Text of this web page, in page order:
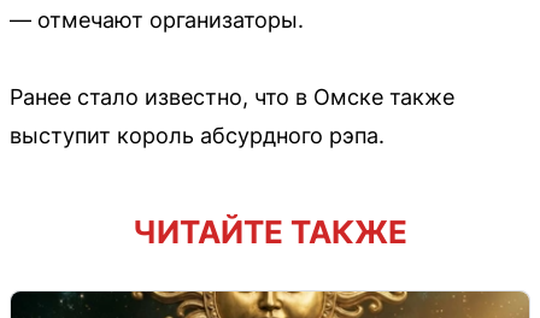
— отмечают организаторы.
Ранее стало известно, что в Омске также
выступит король абсурдного рэпа.
ЧИТАЙТЕ ТАКЖЕ